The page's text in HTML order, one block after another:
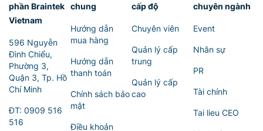
phần Braintek
Vietnam
596 Nguyễn
Đình Chiểu,
Phường 3,
Quận 3, Tp. Hồ
Chí Minh
ĐT: 0909 516
516
chung
Hướng dẫn
mua hàng
Hướng dẫn
thanh toán
Chính sách bảo
mật
Điều khoản
cấp độ
Chuyên viên
Quản lý cấp
trung
Quản lý cấp
cao
chuyên ngành
Event
Nhân sự
PR
Tài chính
Tai lieu CEO